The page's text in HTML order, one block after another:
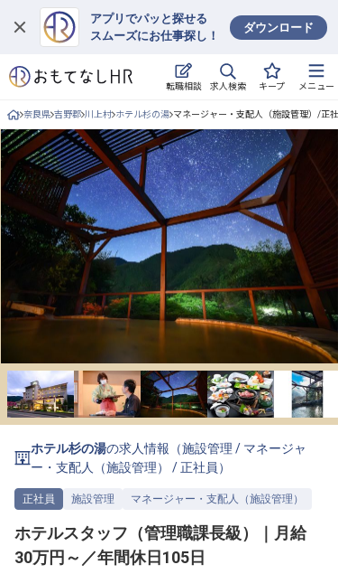
アプリでパッと探せる
スムーズにお仕事探し！
ダウンロード
転職相談 求人検索 キープ メニュー
ログイン
求人・施設を探す
キープした求人
就職・転職 合同説明会
おもてなしHRについて
ご利用の流れ
よくある質問
無料 転職サポートに申し込む
奈良県 吉野郡 川上村 ホテル杉の湯 マネージャー・支配人（施設管理）/正社
ホテル杉の湯の求人情報（施設管理 / マネージャ
ー・支配人（施設管理）
/正社員 ）
正社員 施設管理 マネージャー・支配人（施設管理）
ホテルスタッフ（管理職課長級）｜月給
30万円～／年間休日105日